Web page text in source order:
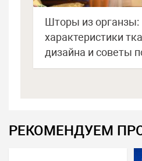
Шторы из органзы:
характеристики
дизайна и советы
РЕКОМЕНДУЕМ